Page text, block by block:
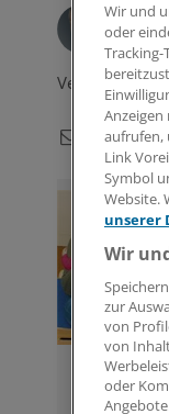
Von
Veröffentlicht:
Überlastete
gibt‘s oft in
Wir und
oder
aufrufen,
Link
Symbol
Website.
unserer
Wir
zur
von
von
oder